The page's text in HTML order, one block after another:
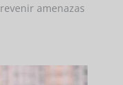
amenazas